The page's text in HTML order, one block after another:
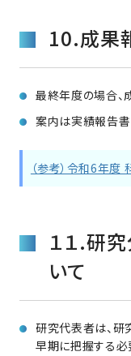
10.成果
最終年度の場合、
案内は実績報告書
（参考）令和6年
１１.研
いて
研究代表者は、研
早期に把握する必